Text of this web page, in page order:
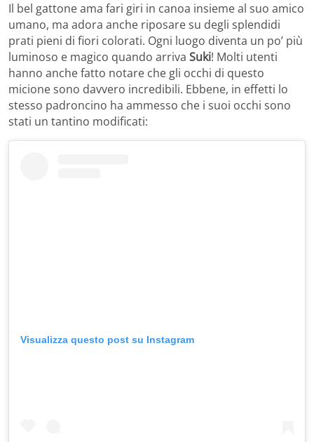
Il bel gattone ama fari giri in canoa insieme al suo amico
umano, ma adora anche riposare su degli splendidi
prati pieni di fiori colorati. Ogni luogo diventa un po’ più
luminoso e magico quando arriva Suki! Molti utenti
hanno anche fatto notare che gli occhi di questo
micione sono davvero incredibili. Ebbene, in effetti lo
stesso padroncino ha ammesso che i suoi occhi sono
stati un tantino modificati:
Visualizza questo post su Instagram